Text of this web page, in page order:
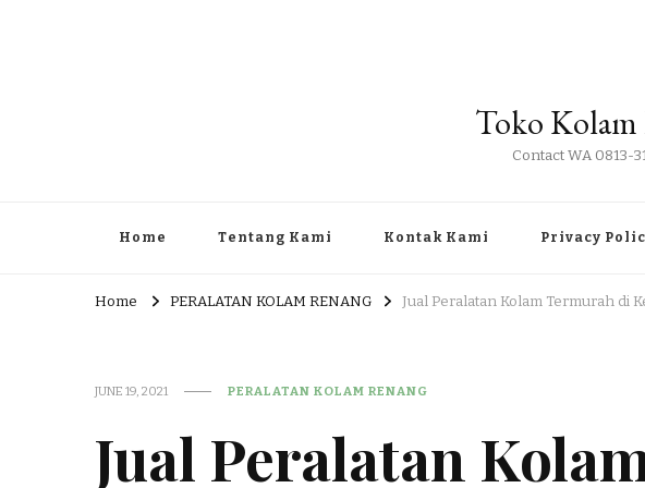
Toko Kolam
Contact WA 0813-
Home Tentang Kami Kontak Kami Privacy
Home PERALATAN KOLAM RENANG Jual Peralatan Kolam Termurah di
JUNE 19, 2021 PERALATAN KOLAM RENANG
Jual Peralatan